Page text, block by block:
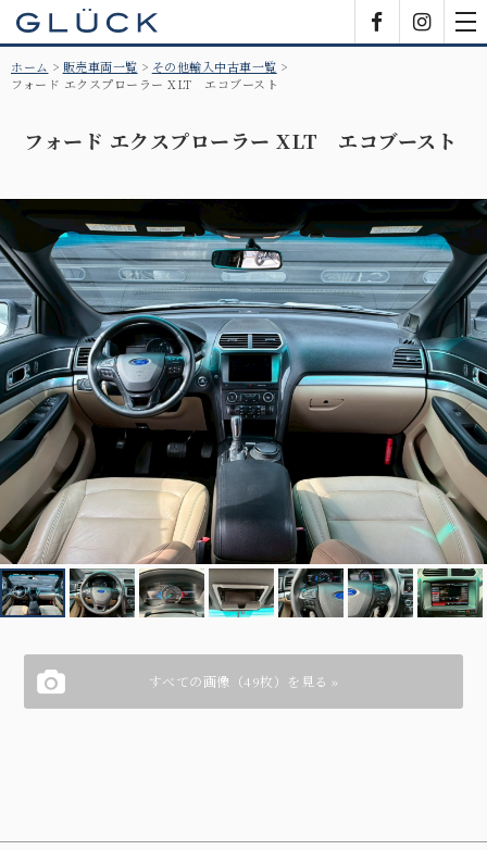
ホーム 販売車両一覧
その他輸入中古車一覧
フォード エクスプローラー XLT エコブースト
フォード エクスプローラー XLT エコブースト
すべての画像（49枚）を見る »